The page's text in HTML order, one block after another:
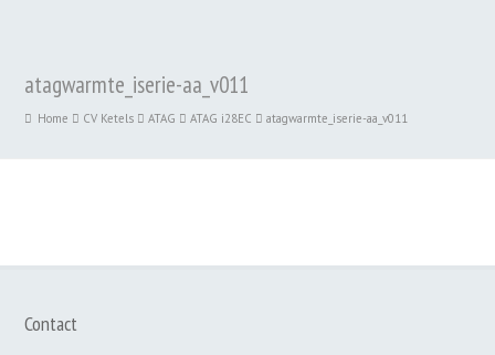
atagwarmte_iserie-aa_v011
Home CV Ketels ATAG ATAG i28EC atagwarmte_iserie-aa_v011
Contact